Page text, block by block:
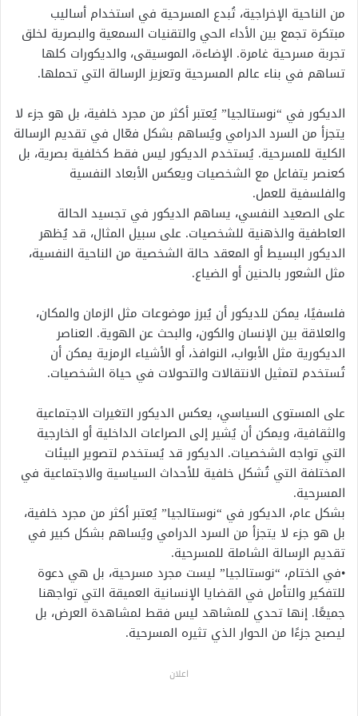
من الناحية الإخراجية، تُبدع المسرحية في استخدام أساليب
مبتكرة تجمع بين الأداء الحي والتقنيات السمعية والبصرية لخلق
تجربة مسرحية غامرة. الإضاءة، الموسيقى، والديكورات كلها
تساهم في بناء عالم المسرحية وتعزيز الرسالة التي تحملها.
الديكور في “نوستالجيا” يُعتبر أكثر من مجرد خلفية، بل هو جزء لا
يتجزأ من السرد الدرامي ويُساهم بشكل فعّال في تقديم الرسالة
الكلية للمسرحية. يُستخدم الديكور ليس فقط كخلفية بصرية، بل
كعنصر يتفاعل مع الشخصيات ويعكس الأبعاد النفسية
والفلسفية للعمل.
على الصعيد النفسي، يساهم الديكور في تجسيد الحالة
العاطفية والذهنية للشخصيات. على سبيل المثال، قد يُظهر
الديكور البسيط أو المعقد حالة الشخصية من الناحية النفسية،
مثل الشعور بالحنين أو الضياع.
فلسفيًا، يمكن للديكور أن يُبرز موضوعات مثل الزمان والمكان،
والعلاقة بين الإنسان والكون، والبحث عن الهوية. العناصر
الديكورية مثل الأبواب، النوافذ، أو الأشياء الرمزية يمكن أن
تُستخدم لتمثيل الانتقالات والتحولات في حياة الشخصيات.
على المستوى السياسي، يعكس الديكور التغيرات الاجتماعية
والثقافية، ويمكن أن يُشير إلى الصراعات الداخلية أو الخارجية
التي تواجه الشخصيات. الديكور قد يُستخدم لتصوير البيئات
المختلفة التي تُشكل خلفية للأحداث السياسية والاجتماعية في
المسرحية.
بشكل عام، الديكور في “نوستالجيا” يُعتبر أكثر من مجرد خلفية،
بل هو جزء لا يتجزأ من السرد الدرامي ويُساهم بشكل كبير في
تقديم الرسالة الشاملة للمسرحية.
•في الختام، “نوستالجيا” ليست مجرد مسرحية، بل هي دعوة
للتفكير والتأمل في القضايا الإنسانية العميقة التي تواجهنا
جميعًا. إنها تحدي للمشاهد ليس فقط لمشاهدة العرض، بل
ليصبح جزءًا من الحوار الذي تثيره المسرحية.
اعلان